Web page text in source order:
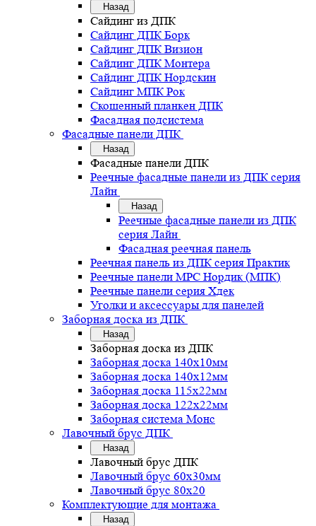
Назад
Сайдинг из ДПК
Сайдинг ДПК Борк
Сайдинг ДПК Визион
Сайдинг ДПК Монтера
Сайдинг ДПК Нордскин
Сайдинг МПК Рок
Скошенный планкен ДПК
Фасадная подсистема
Фасадные панели ДПК
Назад
Фасадные панели ДПК
Реечные фасадные панели из ДПК серия
Лайн
Назад
Реечные фасадные панели из ДПК
серия Лайн
Фасадная реечная панель
Реечная панель из ДПК серия Практик
Реечные панели MPC Нордик (МПК)
Реечные панели серия Хдек
Уголки и аксессуары для панелей
Заборная доска из ДПК
Назад
Заборная доска из ДПК
Заборная доска 140х10мм
Заборная доска 140х12мм
Заборная доска 115х22мм
Заборная доска 122х22мм
Заборная система Монс
Лавочный брус ДПК
Назад
Лавочный брус ДПК
Лавочный брус 60х30мм
Лавочный брус 80х20
Комплектующие для монтажа
Назад